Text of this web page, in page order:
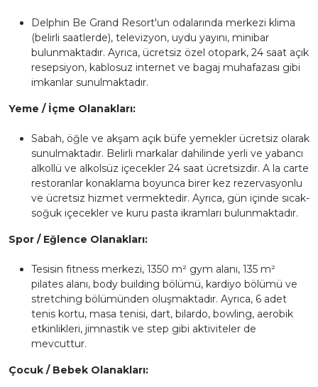
Delphin Be Grand Resort'un odalarında merkezi klima
(belirli saatlerde), televizyon, uydu yayını, minibar
bulunmaktadır. Ayrıca, ücretsiz özel otopark, 24 saat açık
resepsiyon, kablosuz internet ve bagaj muhafazası gibi
imkanlar sunulmaktadır.
Yeme / İçme Olanakları:
Sabah, öğle ve akşam açık büfe yemekler ücretsiz olarak
sunulmaktadır. Belirli markalar dahilinde yerli ve yabancı
alkollü ve alkolsüz içecekler 24 saat ücretsizdir. A la carte
restoranlar konaklama boyunca birer kez rezervasyonlu
ve ücretsiz hizmet vermektedir. Ayrıca, gün içinde sıcak-
soğuk içecekler ve kuru pasta ikramları bulunmaktadır.
Spor / Eğlence Olanakları:
Tesisin fitness merkezi, 1350 m² gym alanı, 135 m²
pilates alanı, body building bölümü, kardiyo bölümü ve
stretching bölümünden oluşmaktadır. Ayrıca, 6 adet
tenis kortu, masa tenisi, dart, bilardo, bowling, aerobik
etkinlikleri, jimnastik ve step gibi aktiviteler de
mevcuttur.
Çocuk / Bebek Olanakları: